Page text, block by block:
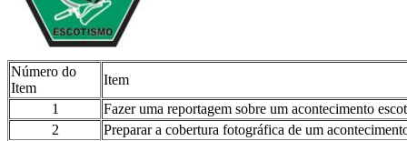
Número do
Item
Item
1
Fazer uma reportagem sobre um acontecimento
2
Preparar a cobertura fotográfica de um